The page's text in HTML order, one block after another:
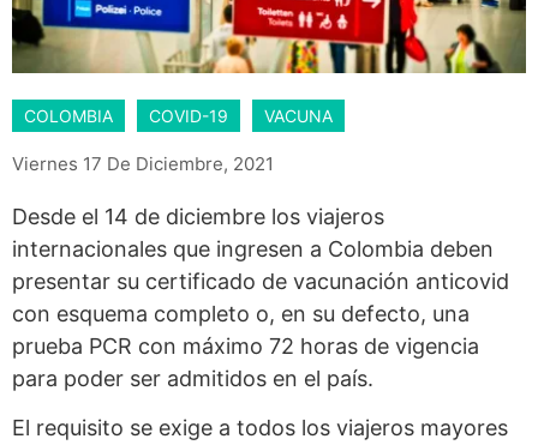
COLOMBIA COVID-19 VACUNA
Viernes 17 De Diciembre, 2021
Desde el 14 de diciembre los viajeros
internacionales que ingresen a Colombia deben
presentar su certificado de vacunación anticovid
con esquema completo o, en su defecto, una
prueba PCR con máximo 72 horas de vigencia
para poder ser admitidos en el país.
El requisito se exige a todos los viajeros mayores